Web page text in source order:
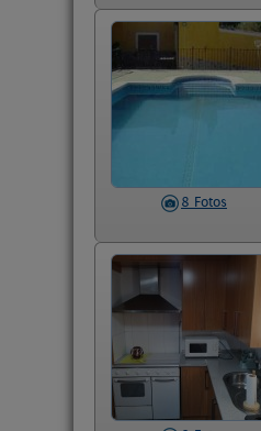
8 Fotos